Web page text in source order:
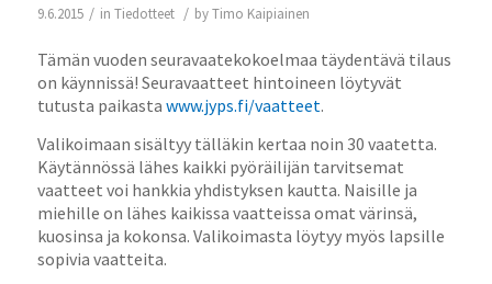
9.6.2015 / in Tiedotteet / byTimo Kaipiainen
Tämän vuoden seuravaatekokoelmaa täydentävä tilaus
on käynnissä! Seuravaatteet hintoineen löytyvät
tutusta paikasta www.jyps.fi/vaatteet.
Valikoimaan sisältyy tälläkin kertaa noin 30 vaatetta.
Käytännössä lähes kaikki pyöräilijän tarvitsemat
vaatteet voi hankkia yhdistyksen kautta. Naisille ja
miehille on lähes kaikissa vaatteissa omat värinsä,
kuosinsa ja kokonsa. Valikoimasta löytyy myös lapsille
sopivia vaatteita.